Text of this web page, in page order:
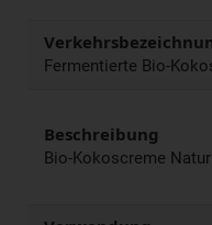
Fermentierte Bio-
Beschreibung
Bio-Kokoscreme